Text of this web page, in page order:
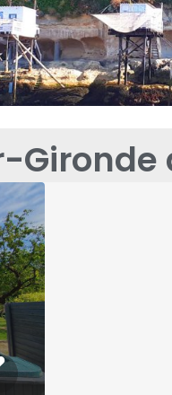
Gironde